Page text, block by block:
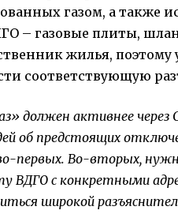
газом, а также
– газовые плиты,
жилья,
соответствующую
должен активнее через
об предстоящих
первых. Во-вторых,
ВДГО с конкретными
широкой